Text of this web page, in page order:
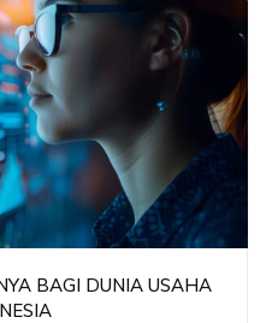
BAGI DUNIA USAHA